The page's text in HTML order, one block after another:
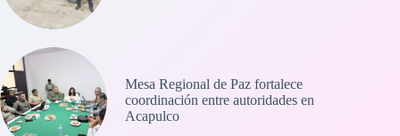
Mesa Regional de Paz fortalece
coordinación entre autoridades en
Acapulco